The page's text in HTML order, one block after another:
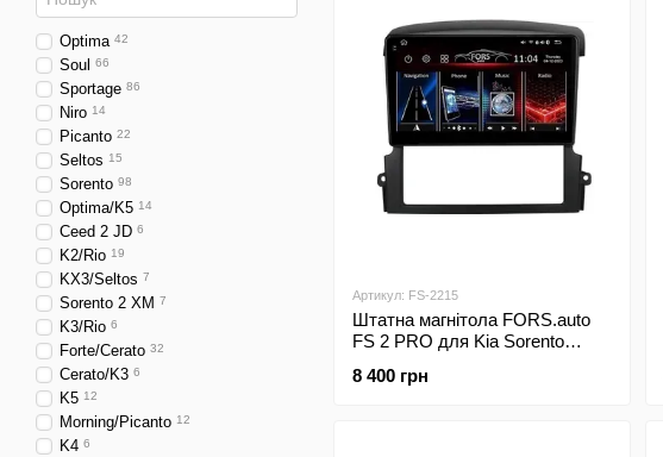
Артикул: FS-2215
Штатна магнітола FORS.auto
FS 2 PRO для Kia Sorento
8 400 грн
Optima 42
Soul 66
Sportage 86
Niro 14
Picanto 22
Seltos 15
Sorento 98
Optima/K5 14
Ceed 2 JD 6
K2/Rio 19
KX3/Seltos 7
Sorento 2 XM 7
K3/Rio 6
Forte/Cerato 32
Cerato/K3 6
K5 12
Morning/Picanto 12
K4 6